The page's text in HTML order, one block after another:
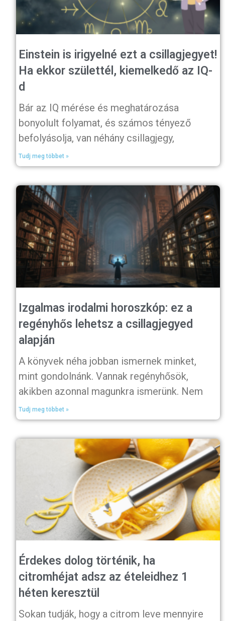
Einstein is irigyelné ezt a csillagjegyet!
Ha ekkor születtél, kiemelkedő az IQ-
d
Bár az IQ mérése és meghatározása
bonyolult folyamat, és számos tényező
befolyásolja, van néhány csillagjegy,
Tudj meg többet »
Izgalmas irodalmi horoszkóp: ez a
regényhős lehetsz a csillagjegyed
alapján
A könyvek néha jobban ismernek minket,
mint gondolnánk. Vannak regényhősök,
akikben azonnal magunkra ismerünk. Nem
Tudj meg többet »
Érdekes dolog történik, ha
citromhéjat adsz az ételeidhez 1
héten keresztül
Sokan tudják, hogy a citrom leve mennyire